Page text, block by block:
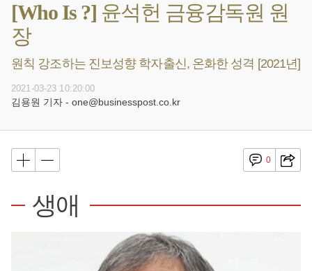
[Who Is ?] 윤석헌 금융감독원 원
장
원칙 강조하는 진보성향 학자출신, 온화한 성격 [2021년]
2021-03-23 10:20:00
김용원 기자 - one@businesspost.co.kr
0
생애